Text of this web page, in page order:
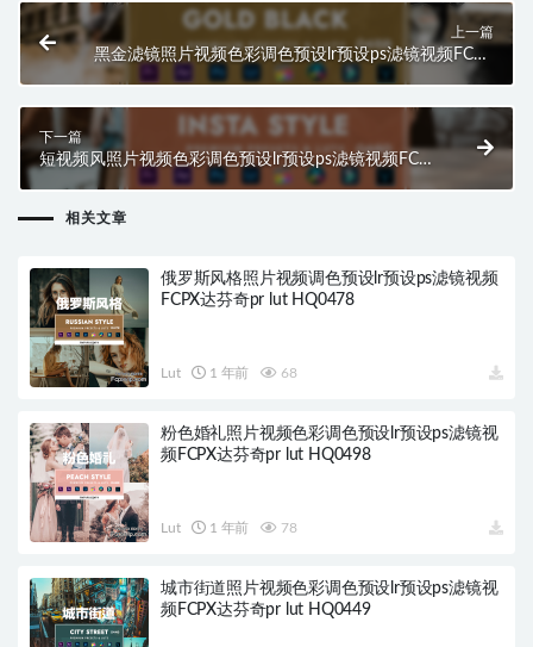
上一篇
黑金滤镜照片视频色彩调色预设lr预设ps滤镜视频FCPX
达芬奇pr lut HQ0458
下一篇
短视频风照片视频色彩调色预设lr预设ps滤镜视频FCPX
达芬奇pr lut HQ0460
相关文章
俄罗斯风格照片视频调色预设lr预设ps滤镜视频
FCPX达芬奇pr lut HQ0478
Lut 1 年前 68
粉色婚礼照片视频色彩调色预设lr预设ps滤镜视
频FCPX达芬奇pr lut HQ0498
Lut 1 年前 78
城市街道照片视频色彩调色预设lr预设ps滤镜视
频FCPX达芬奇pr lut HQ0449